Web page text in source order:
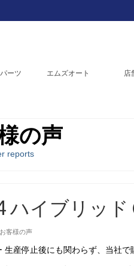
ーツ エムズオート 店
の声
reports
ハイブリッ
お客様の声
生産停止後にも関わらず、当社